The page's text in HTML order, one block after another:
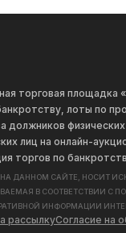
торговая площадка
лоты по
должников физических
лиц на онлайн-
торгов по
ДАННОМ САЙТЕ, НОСИТ
В СООТВЕТСТВИИ С
ИНФОРМАЦИИ
рассылкуСогласие на